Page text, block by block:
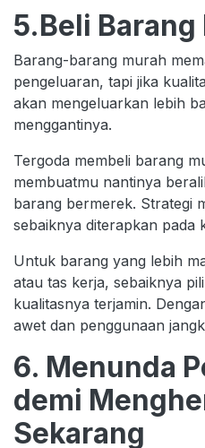
5.Beli Barang
Barang-barang murah
pengeluaran, tapi jika
akan mengeluarkan lebih
menggantinya.
Tergoda membeli barang
membuatmu nantinya
barang bermerek. Strategi
sebaiknya diterapkan pada
Untuk barang yang lebih
atau tas kerja, sebaiknya
kualitasnya terjamin.
awet dan penggunaan
6. Menunda
demi
Sekarang